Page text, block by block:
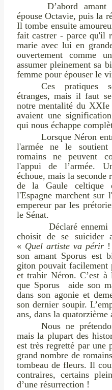
D’abord
épouse Octavie, puis la
Il tombe ensuite
fait castrer - parce qu'il
marie avec lui en
ouvertement comme
assumer pleinement sa
femme pour épouser le
Ces pratiques
étranges, mais il faut
notre mentalité du XXIe
avaient une
qui nous échappe
Lorsque Néron
l'armée ne le
romains ne peuvent
l'appui de l’armée.
échoue, mais la
de la Gaule celtique
l'Espagne marchent sur
empereur par les
le Sénat.
Déclaré
choisit de se suicider
« Quel artiste va périr
son amant Sporus est
giton pouvait facilement
et trahir Néron. C’est à
que Sporus aide son
dans son agonie et
son dernier soupir.
ans, dans la quatorzième
Nous ne
mais la plupart des
est très regretté par
grand nombre de
tombeau de fleurs. Il
contraires, certains
d’une résurrection !